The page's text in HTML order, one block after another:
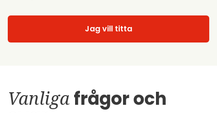
Jag vill titta
Vanligafrågor och